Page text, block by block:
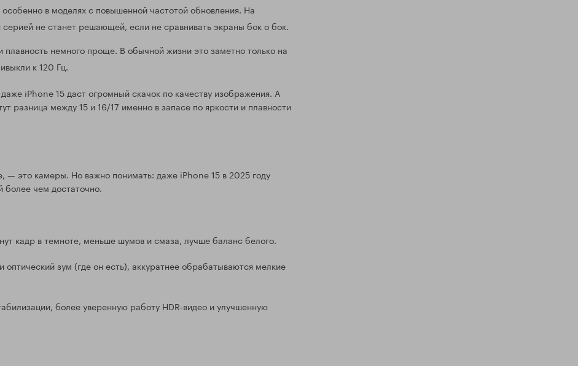
в моделях с повышенной частотой обновления. На
серией не станет решающей, если не сравнивать экраны бок о бок.
плавность немного проще. В обычной жизни это заметно только на
к 120 Гц.
iPhone 15 даст огромный скачок по качеству изображения. А
разница между 15 и 16/17 именно в запасе по яркости и плавности
— это камеры. Но важно понимать: даже iPhone 15 в 2025 году
более чем достаточно.
кадр в темноте, меньше шумов и смаза, лучше баланс белого.
зум (где он есть), аккуратнее обрабатываются мелкие
более уверенную работу HDR‑видео и улучшенную